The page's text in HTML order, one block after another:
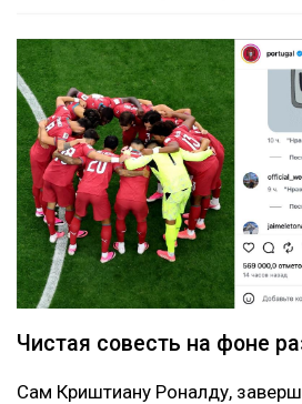
Чистая совесть на фоне
Сам Криштиану Роналду,